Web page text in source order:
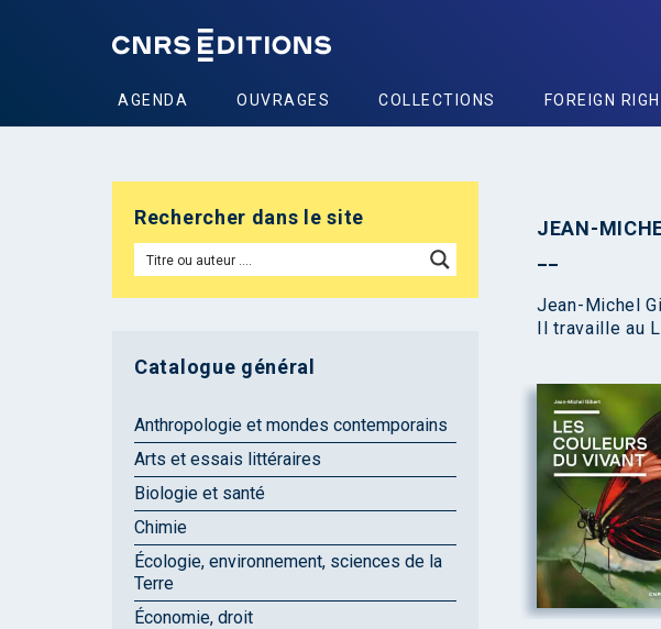
AGENDA OUVRAGES COLLECTIONS FOREIGN
JEAN-
Jean-Michel
Il travaille au
Rechercher dans le site
Catalogue général
Anthropologie et mondes contemporains
Arts et essais littéraires
Biologie et santé
Chimie
Écologie, environnement, sciences de la
Terre
Économie, droit